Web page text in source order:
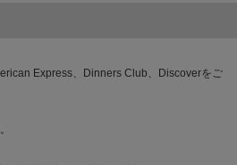
Express、Dinners Club、Discoverをご